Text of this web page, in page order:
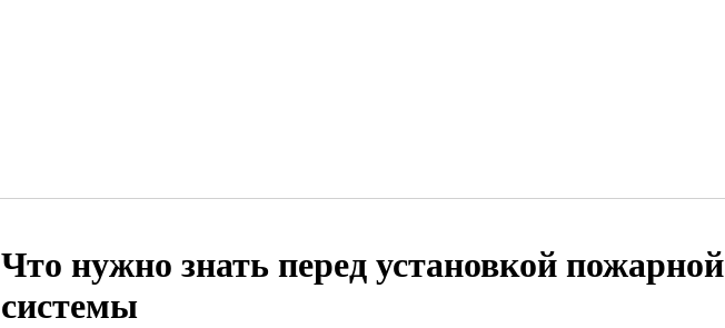
Что нужно знать перед установкой пожарной
системы